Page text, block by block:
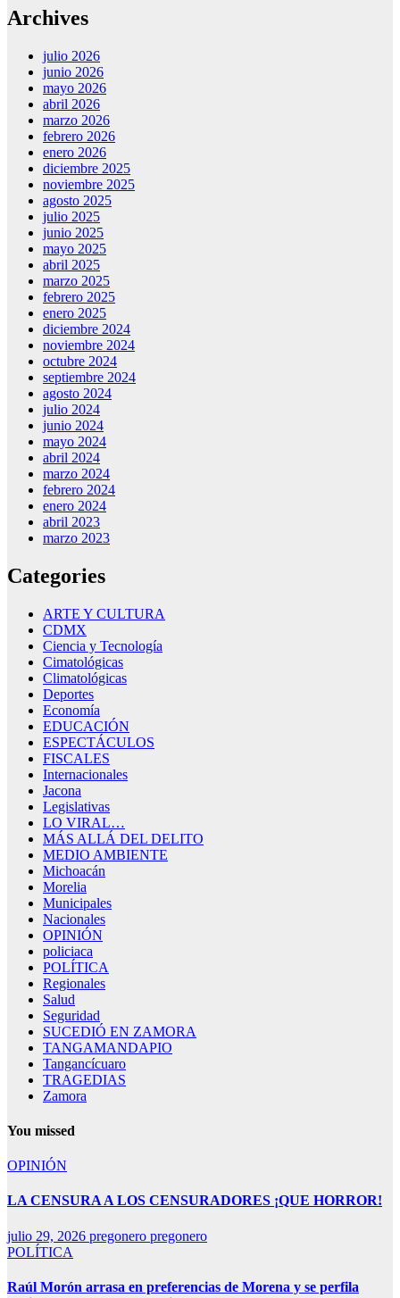
Archives
julio 2026
junio 2026
mayo 2026
abril 2026
marzo 2026
febrero 2026
enero 2026
diciembre 2025
noviembre 2025
agosto 2025
julio 2025
junio 2025
mayo 2025
abril 2025
marzo 2025
febrero 2025
enero 2025
diciembre 2024
noviembre 2024
octubre 2024
septiembre 2024
agosto 2024
julio 2024
junio 2024
mayo 2024
abril 2024
marzo 2024
febrero 2024
enero 2024
abril 2023
marzo 2023
Categories
ARTE Y CULTURA
CDMX
Ciencia y Tecnología
Cimatológicas
Climatológicas
Deportes
Economía
EDUCACIÓN
ESPECTÁCULOS
FISCALES
Internacionales
Jacona
Legislativas
LO VIRAL…
MÁS ALLÁ DEL DELITO
MEDIO AMBIENTE
Michoacán
Morelia
Municipales
Nacionales
OPINIÓN
policiaca
POLÍTICA
Regionales
Salud
Seguridad
SUCEDIÓ EN ZAMORA
TANGAMANDAPIO
Tangancícuaro
TRAGEDIAS
Zamora
You missed
OPINIÓN
LA CENSURA A LOS CENSURADORES ¡QUE HORROR!
julio 29, 2026 pregonero pregonero
POLÍTICA
Raúl Morón arrasa en preferencias de Morena y se perfila